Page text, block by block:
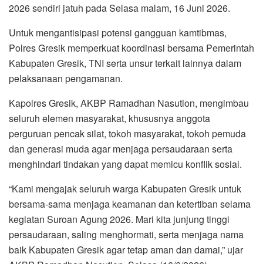
2026 sendiri jatuh pada Selasa malam, 16 Juni 2026.
Untuk mengantisipasi potensi gangguan kamtibmas,
Polres Gresik memperkuat koordinasi bersama Pemerintah
Kabupaten Gresik, TNI serta unsur terkait lainnya dalam
pelaksanaan pengamanan.
Kapolres Gresik, AKBP Ramadhan Nasution, mengimbau
seluruh elemen masyarakat, khususnya anggota
perguruan pencak silat, tokoh masyarakat, tokoh pemuda
dan generasi muda agar menjaga persaudaraan serta
menghindari tindakan yang dapat memicu konflik sosial.
“Kami mengajak seluruh warga Kabupaten Gresik untuk
bersama-sama menjaga keamanan dan ketertiban selama
kegiatan Suroan Agung 2026. Mari kita junjung tinggi
persaudaraan, saling menghormati, serta menjaga nama
baik Kabupaten Gresik agar tetap aman dan damai,” ujar